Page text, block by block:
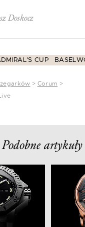
Doskocz
CUP
> Corum >
Podobne artykuły